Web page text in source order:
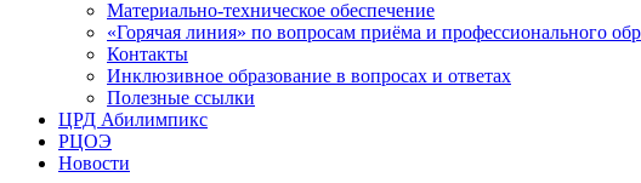
Материально-техническое обеспечение
«Горячая линия» по вопросам приёма и профессионального
Контакты
Инклюзивное образование в вопросах и ответах
Полезные ссылки
ЦРД Абилимпикс
РЦОЭ
Новости